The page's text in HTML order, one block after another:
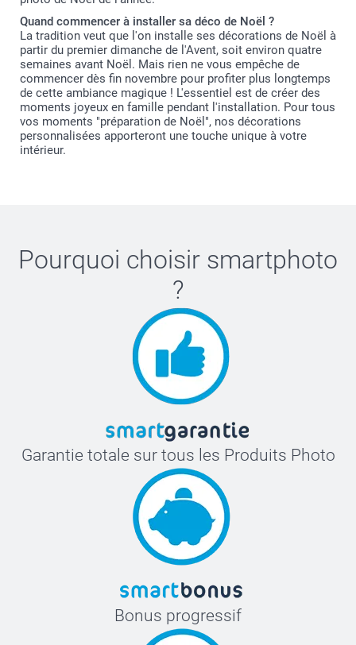
Quand commencer à installer sa déco de Noël ?
La tradition veut que l'on installe ses décorations de Noël à
partir du premier dimanche de l'Avent, soit environ quatre
semaines avant Noël. Mais rien ne vous empêche de
commencer dès fin novembre pour profiter plus longtemps
de cette ambiance magique ! L'essentiel est de créer des
moments joyeux en famille pendant l'installation. Pour tous
vos moments "préparation de Noël", nos décorations
personnalisées apporteront une touche unique à votre
intérieur.
Pourquoi choisir smartphoto
?
Garantie totale sur tous les Produits Photo
Bonus progressif